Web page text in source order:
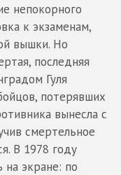
непокорного
к экзаменам,
вышки. Но
последняя
Гуля
потерявших
вынесла с
смертельное
В 1978 году
на экране: по